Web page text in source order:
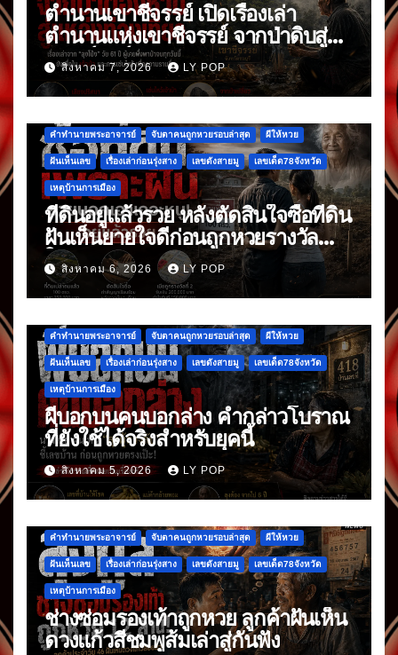
ตำนานเขาชีจรรย์ เปิดเรื่องเล่า
ตำนานแห่งเขาชีจรรย์ จากป่าดิบสู่
แลนด์มาร์กดัง
สิงหาคม 7, 2026 LY POP
คำทำนายพระอาจารย์ จับตาคนถูกหวยรอบล่าสุด ผีให้หวย
ฝันเห็นเลข เรื่องเล่าก่อนรุ่งสาง เลขดังสายมู เลขเด็ด78จังหวัด
เหตุบ้านการเมือง
ที่ดินอยู่แล้วรวย หลังตัดสินใจซื้อที่ดิน
ฝันเห็นยายใจดีก่อนถูกหวยรางวัล
ใหญ่
สิงหาคม 6, 2026 LY POP
คำทำนายพระอาจารย์ จับตาคนถูกหวยรอบล่าสุด ผีให้หวย
ฝันเห็นเลข เรื่องเล่าก่อนรุ่งสาง เลขดังสายมู เลขเด็ด78จังหวัด
เหตุบ้านการเมือง
ผีบอกบนคนบอกล่าง คำกล่าวโบราณ
ที่ยังใช้ได้จริงสำหรับยุคนี้
สิงหาคม 5, 2026 LY POP
คำทำนายพระอาจารย์ จับตาคนถูกหวยรอบล่าสุด ผีให้หวย
ฝันเห็นเลข เรื่องเล่าก่อนรุ่งสาง เลขดังสายมู เลขเด็ด78จังหวัด
เหตุบ้านการเมือง
ช่างซ่อมรองเท้าถูกหวย ลูกค้าฝันเห็น
ดวงแก้วสีชมพูส้มเล่าสู่กันฟัง